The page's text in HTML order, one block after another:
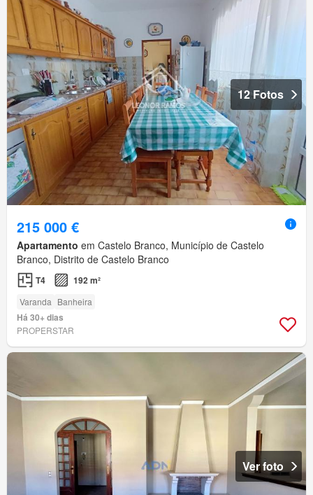
12 Fotos
215 000 €
Apartamento em Castelo Branco, Município de Castelo
Branco, Distrito de Castelo Branco
T4 192 m²
Varanda Banheira
Há 30+ dias
PROPERSTAR
Ver foto